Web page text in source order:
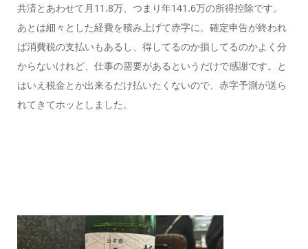
共済とあわせて月11.8万、つまり年141.6万の所得控除です。
あとは細々とした経費を積み上げて赤字に。確定申告が終われ
ば消費税の支払いもあるし、得してるのか損してるのかよく分
からないけれど、仕事の需要があるというだけで感謝です。と
はいえ税金とか出来るだけ払いたくないので、赤字予測が送ら
れてきてホッとしました。